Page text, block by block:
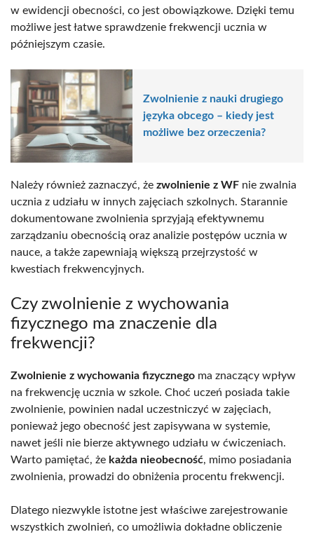
w ewidencji obecności, co jest obowiązkowe. Dzięki temu
możliwe jest łatwe sprawdzenie frekwencji ucznia w
późniejszym czasie.
Zwolnienie z nauki drugiego
języka obcego – kiedy jest
możliwe bez orzeczenia?
Należy również zaznaczyć, że zwolnienie z WF nie zwalnia
ucznia z udziału w innych zajęciach szkolnych. Starannie
dokumentowane zwolnienia sprzyjają efektywnemu
zarządzaniu obecnością oraz analizie postępów ucznia w
nauce, a także zapewniają większą przejrzystość w
kwestiach frekwencyjnych.
Czy zwolnienie z wychowania
fizycznego ma znaczenie dla
frekwencji?
Zwolnienie z wychowania fizycznego ma znaczący wpływ
na frekwencję ucznia w szkole. Choć uczeń posiada takie
zwolnienie, powinien nadal uczestniczyć w zajęciach,
ponieważ jego obecność jest zapisywana w systemie,
nawet jeśli nie bierze aktywnego udziału w ćwiczeniach.
Warto pamiętać, że każda nieobecność, mimo posiadania
zwolnienia, prowadzi do obniżenia procentu frekwencji.
Dlatego niezwykle istotne jest właściwe zarejestrowanie
wszystkich zwolnień, co umożliwia dokładne obliczenie